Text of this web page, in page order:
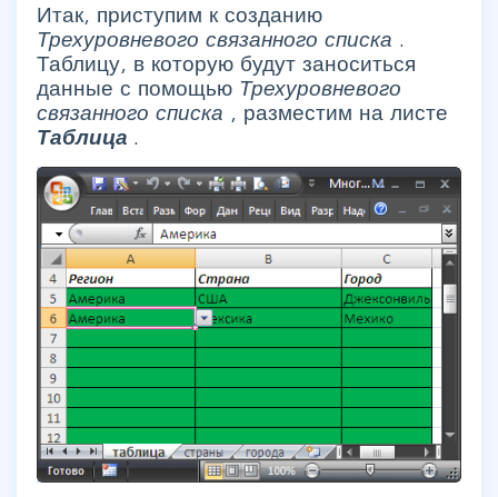
Итак, приступим к созданию
Трехуровневого связанного списка .
Таблицу, в которую будут заноситься
данные с помощью Трехуровневого
связанного списка , разместим на листе
Таблица .